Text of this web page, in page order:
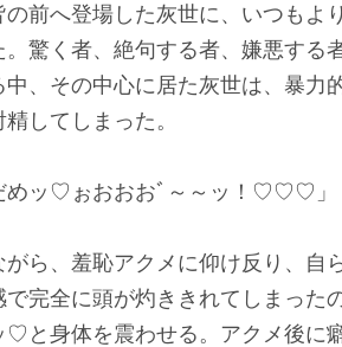
前へ登場した灰世に、いつもよ
驚く者、絶句する者、嫌悪する
中、その中心に居た灰世は、暴
してしまった。
ッ♡ぉおおおﾞ～～ッ！♡♡♡」
ら、羞恥アクメに仰け反り、自
完全に頭が灼ききれてしまった
♡と身体を震わせる。アクメ後に